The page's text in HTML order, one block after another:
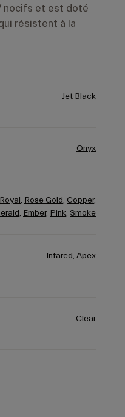
nocifs et est doté
résistent à la
Jet Black
Onyx
Royal, Rose Gold, Copper,
, Ember, Pink, Smoke
Infared, Apex
Clear